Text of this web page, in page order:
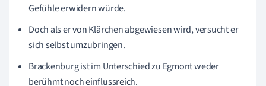
Gefühle erwidern würde.
Doch als er von Klärchen abgewiesen wird, versucht er
sich selbst umzubringen.
Brackenburg ist im Unterschied zu Egmont weder
berühmt noch einflussreich.